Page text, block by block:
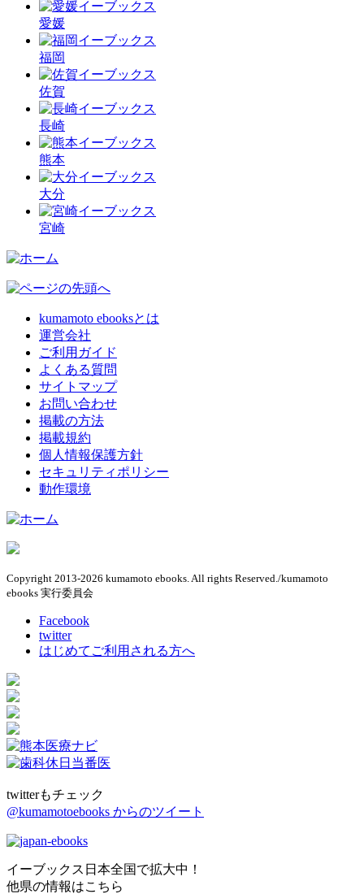
愛媛
福岡
佐賀
長崎
熊本
大分
宮崎
kumamoto ebooksとは
運営会社
ご利用ガイド
よくある質問
サイトマップ
お問い合わせ
掲載の方法
掲載規約
個人情報保護方針
セキュリティポリシー
動作環境
Copyright 2013-2026 kumamoto ebooks. All rights Reserved./kumamoto
ebooks 実行委員会
Facebook
twitter
はじめてご利用される方へ
twitterもチェック
@kumamotoebooks からのツイート
イーブックス日本全国で拡大中！
他県の情報はこちら